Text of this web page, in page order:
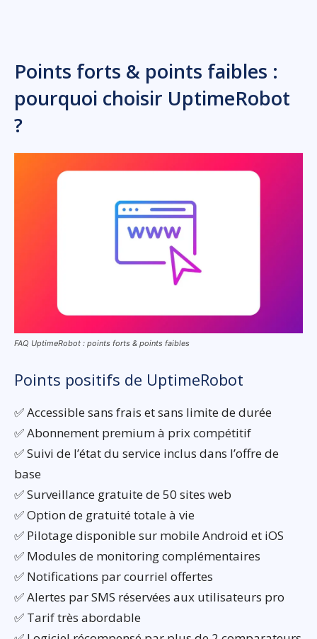
Points forts & points faibles :
pourquoi choisir UptimeRobot
?
FAQ UptimeRobot : points forts & points faibles
Points positifs de UptimeRobot
✅ Accessible sans frais et sans limite de durée
✅ Abonnement premium à prix compétitif
✅ Suivi de l’état du service inclus dans l’offre de
base
✅ Surveillance gratuite de 50 sites web
✅ Option de gratuité totale à vie
✅ Pilotage disponible sur mobile Android et iOS
✅ Modules de monitoring complémentaires
✅ Notifications par courriel offertes
✅ Alertes par SMS réservées aux utilisateurs pro
✅ Tarif très abordable